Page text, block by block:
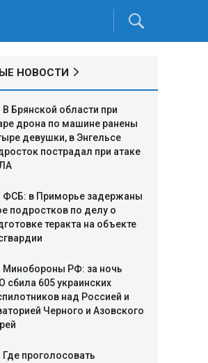
НОВОСТИ
В Брянской области при
дрона по машине ранены
девушки, в Энгельсе
пострадал при атаке
ФСБ: в Приморье задержаны
подростков по делу о
теракта на объекте
Минобороны РФ: за ночь
сбила 605 украинских
над Россией и
Черного и Азовского
Где проголосовать